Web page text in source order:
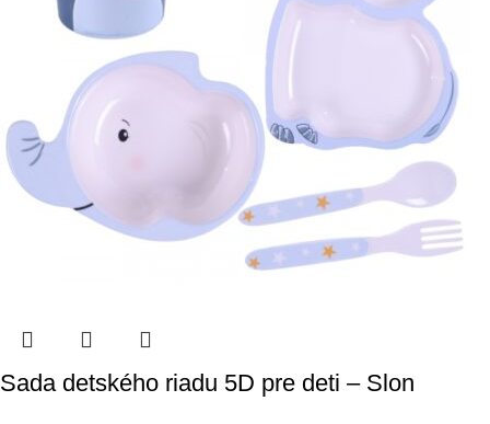
Sada detského riadu 5D pre deti – Slon